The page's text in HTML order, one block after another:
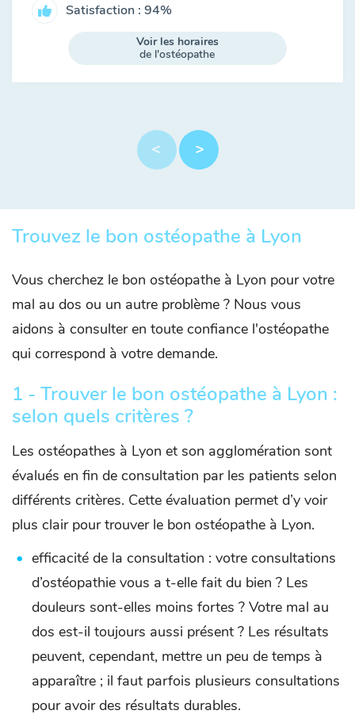
Satisfaction : 94%
Voir les horaires
de l'ostéopathe
Trouvez le bon ostéopathe à Lyon
Vous cherchez le bon ostéopathe à Lyon pour votre
mal au dos ou un autre problème ? Nous vous
aidons à consulter en toute confiance l'ostéopathe
qui correspond à votre demande.
1 - Trouver le bon ostéopathe à Lyon :
selon quels critères ?
Les ostéopathes à Lyon et son agglomération sont
évalués en fin de consultation par les patients selon
différents critères. Cette évaluation permet d’y voir
plus clair pour trouver le bon ostéopathe à Lyon.
efficacité de la consultation : votre consultations
d’ostéopathie vous a t-elle fait du bien ? Les
douleurs sont-elles moins fortes ? Votre mal au
dos est-il toujours aussi présent ? Les résultats
peuvent, cependant, mettre un peu de temps à
apparaître ; il faut parfois plusieurs consultations
pour avoir des résultats durables.